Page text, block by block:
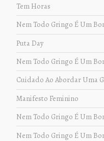
Tem Horas
Nem Todo Gringo É Um
Puta Day
Nem Todo Gringo É Um
Cuidado Ao Abordar Uma
Manifesto Feminino
Nem Todo Gringo É Um
Nem Todo Gringo É Um